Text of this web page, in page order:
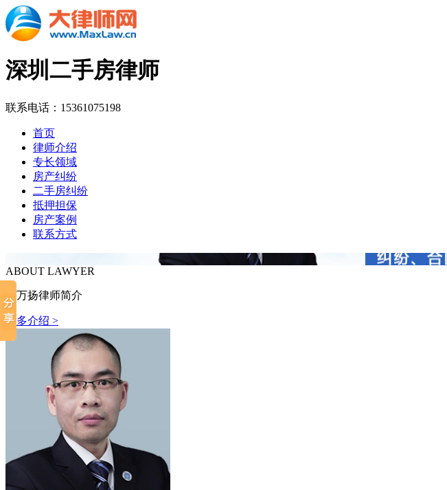
深圳二手房律师
联系电话：15361075198
首页
律师介绍
专长领域
房产纠纷
二手房纠纷
抵押担保
房产案例
联系方式
ABOUT LAWYER
谢万扬律师简介
更多介绍 >